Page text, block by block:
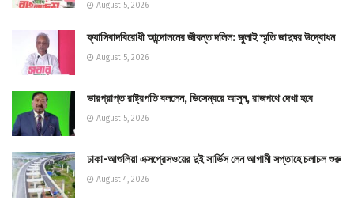
August 5, 2026
ফ্যাসিবাদবিরোধী আন্দোলনের জীবন্ত দলিল: জুলাই স্মৃতি জাদুঘর উদ্বোধন
August 5, 2026
ভারপ্রাপ্ত রাষ্ট্রপতি বললেন, ডিসেম্বরে আসুন, রাজপথে দেখা হবে
August 5, 2026
ঢাকা-আশুলিয়া এক্সপ্রেসওয়ের দুই সার্ভিস লেন আগামী সপ্তাহে চলাচল শুরু
August 4, 2026